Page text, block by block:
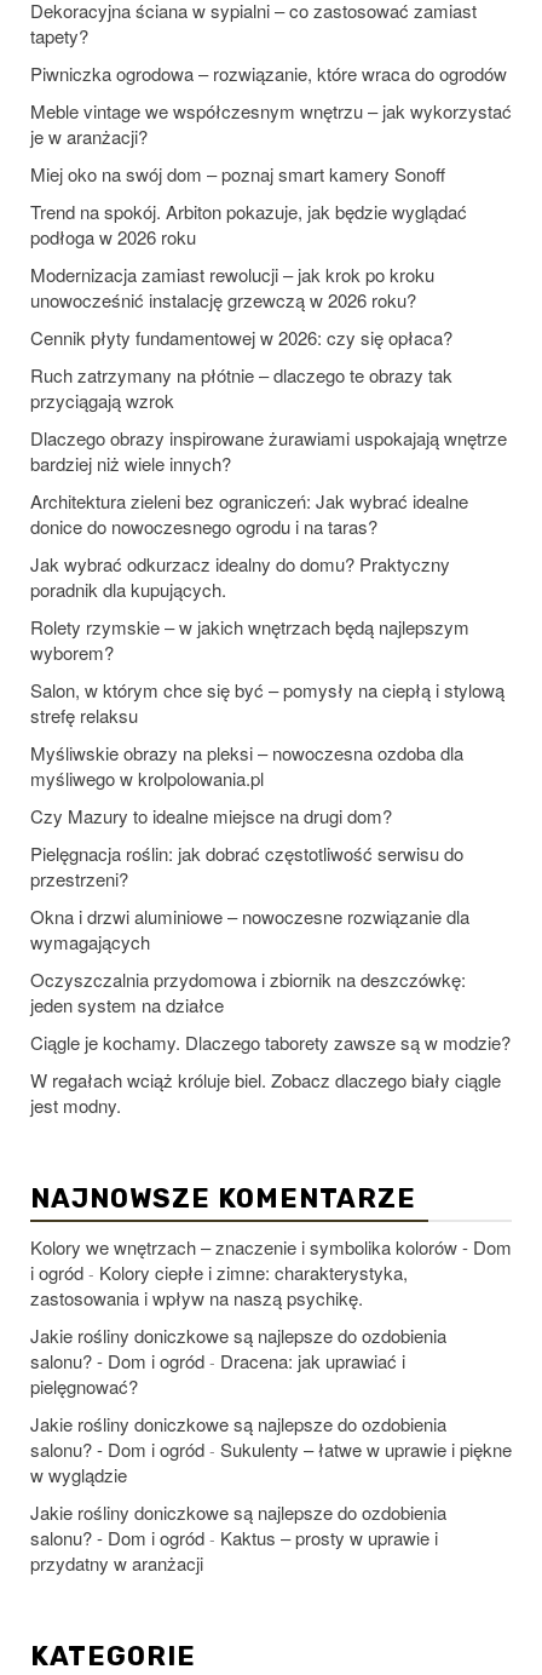
Dekoracyjna ściana w sypialni – co zastosować zamiast
tapety?
Piwniczka ogrodowa – rozwiązanie, które wraca do ogrodów
Meble vintage we współczesnym wnętrzu – jak wykorzystać
je w aranżacji?
Miej oko na swój dom – poznaj smart kamery Sonoff
Trend na spokój. Arbiton pokazuje, jak będzie wyglądać
podłoga w 2026 roku
Modernizacja zamiast rewolucji – jak krok po kroku
unowocześnić instalację grzewczą w 2026 roku?
Cennik płyty fundamentowej w 2026: czy się opłaca?
Ruch zatrzymany na płótnie – dlaczego te obrazy tak
przyciągają wzrok
Dlaczego obrazy inspirowane żurawiami uspokajają wnętrze
bardziej niż wiele innych?
Architektura zieleni bez ograniczeń: Jak wybrać idealne
donice do nowoczesnego ogrodu i na taras?
Jak wybrać odkurzacz idealny do domu? Praktyczny
poradnik dla kupujących.
Rolety rzymskie – w jakich wnętrzach będą najlepszym
wyborem?
Salon, w którym chce się być – pomysły na ciepłą i stylową
strefę relaksu
Myśliwskie obrazy na pleksi – nowoczesna ozdoba dla
myśliwego w krolpolowania.pl
Czy Mazury to idealne miejsce na drugi dom?
Pielęgnacja roślin: jak dobrać częstotliwość serwisu do
przestrzeni?
Okna i drzwi aluminiowe – nowoczesne rozwiązanie dla
wymagających
Oczyszczalnia przydomowa i zbiornik na deszczówkę:
jeden system na działce
Ciągle je kochamy. Dlaczego taborety zawsze są w modzie?
W regałach wciąż króluje biel. Zobacz dlaczego biały ciągle
jest modny.
NAJNOWSZE KOMENTARZE
Kolory we wnętrzach – znaczenie i symbolika kolorów - Dom
i ogród - Kolory ciepłe i zimne: charakterystyka,
zastosowania i wpływ na naszą psychikę.
Jakie rośliny doniczkowe są najlepsze do ozdobienia
salonu? - Dom i ogród - Dracena: jak uprawiać i
pielęgnować?
Jakie rośliny doniczkowe są najlepsze do ozdobienia
salonu? - Dom i ogród - Sukulenty – łatwe w uprawie i piękne
w wyglądzie
Jakie rośliny doniczkowe są najlepsze do ozdobienia
salonu? - Dom i ogród - Kaktus – prosty w uprawie i
przydatny w aranżacji
KATEGORIE